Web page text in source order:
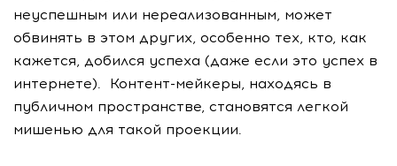
неуспешным или нереализованным, может
обвинять в этом других, особенно тех, кто, как
кажется, добился успеха (даже если это успех в
интернете). Контент-мейкеры, находясь в
публичном пространстве, становятся легкой
мишенью для такой проекции.